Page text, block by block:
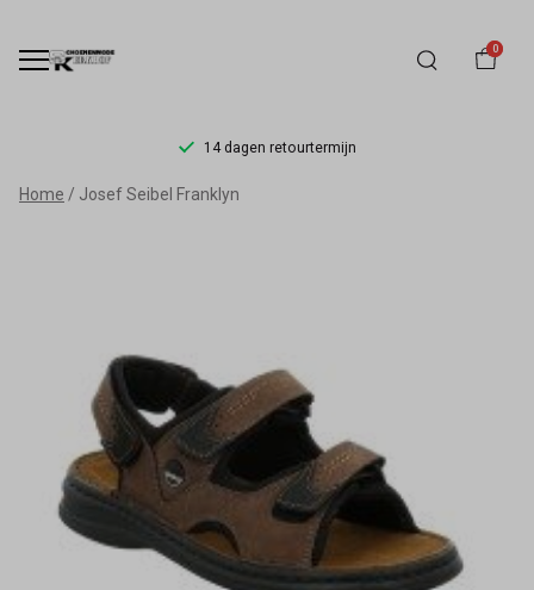
0
14 dagen retourtermijn
Josef
Schoenmode
Kerkhof
Home Josef Seibel Franklyn